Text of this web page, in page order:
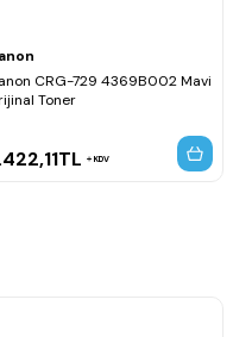
sunar.
CRG-729 4369B002 Mavi
Toner
TL KDV